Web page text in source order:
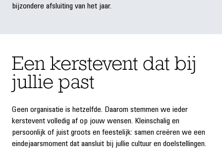
bijzondere afsluiting van het jaar.
Een kerstevent dat bij
jullie past
Geen organisatie is hetzelfde. Daarom stemmen we ieder
kerstevent volledig af op jouw wensen. Kleinschalig en
persoonlijk of juist groots en feestelijk: samen creëren we een
eindejaarsmoment dat aansluit bij jullie cultuur en doelstellingen.